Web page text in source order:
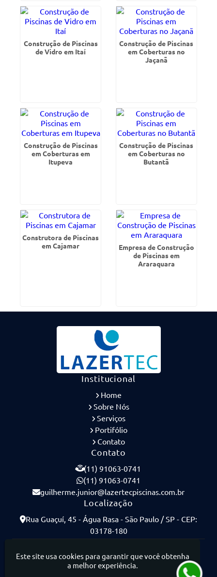
Construção de Piscinas
de Vidro em Itaí
Construção de Piscinas
em Coberturas no
Jaçanã
Construção de Piscinas
em Coberturas em
Itupeva
Construção de Piscinas
em Coberturas no
Butantã
Construtora de Piscinas
em Cajamar
Empresa de Construção
de Piscinas em
Araraquara
Institucional
Home
Sobre Nós
Serviços
Portifólio
Contato
Contato
(11) 91063-0741
(11) 91063-0741
guilherme.junior@lazertecpiscinas.com.br
Localização
Rua Guaçuí, 45 - Água Rasa - São Paulo / SP - CEP:
03178-180
Este site usa cookies para garantir que você obtenha
a melhor experiência.